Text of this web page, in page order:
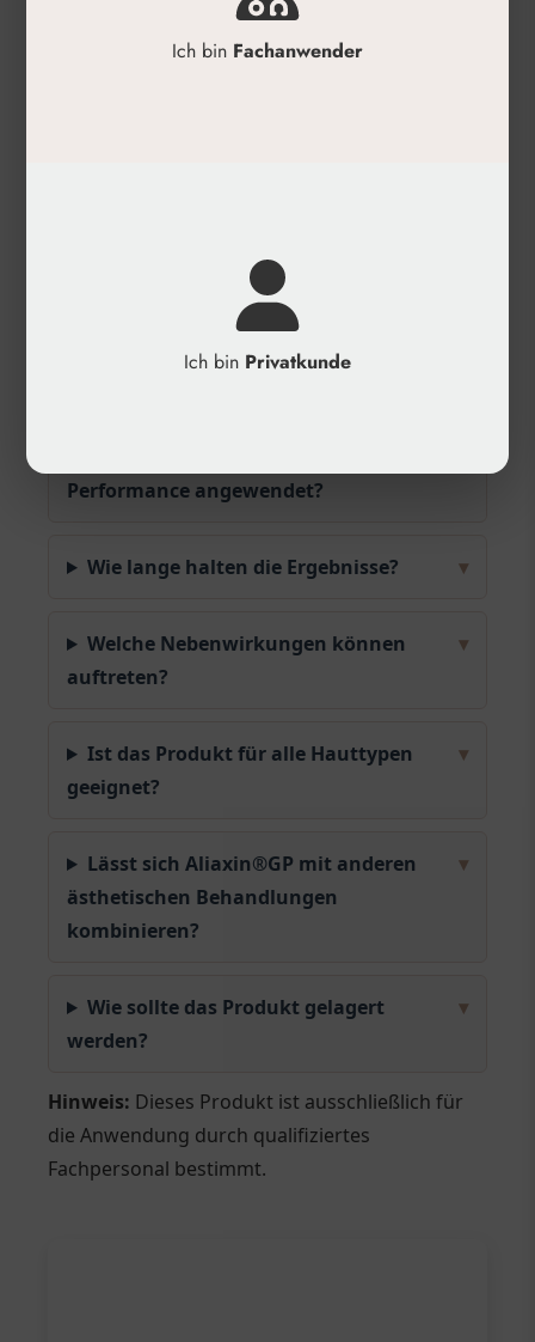
Zum Neuformen von Gesichtsbereichen
Für sofort sichtbare Ergebnisse
Anwendungsbereich: Gesicht (tiefe Falten,
Volumenaufbau, Asymmetrien)
Kategorie: Dermal-Filler
Performance angewendet?
▾
Wie lange halten die Ergebnisse?
▾
Welche Nebenwirkungen können
auftreten?
▾
Ist das Produkt für alle Hauttypen
geeignet?
▾
Lässt sich Aliaxin®GP mit anderen
ästhetischen Behandlungen
kombinieren?
▾
Wie sollte das Produkt gelagert
werden?
Hinweis: Dieses Produkt ist ausschließlich für
die Anwendung durch qualifiziertes
Fachpersonal bestimmt.
Ich bin Fachanwender
Ich bin Privatkunde